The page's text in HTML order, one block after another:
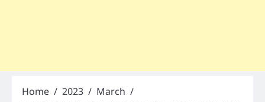
Home 2023
March